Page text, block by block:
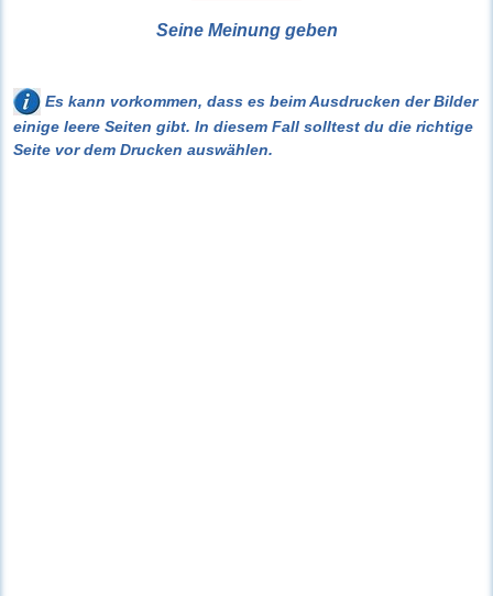
Seine Meinung geben
Es kann vorkommen, dass es beim Ausdrucken der Bilder
einige leere Seiten gibt. In diesem Fall solltest du die richtige
Seite vor dem Drucken auswählen.